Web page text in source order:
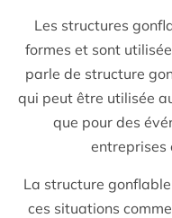
Les structures
formes et sont
parle de structure
qui peut être utilisée
que pour des
entreprises
La structure
ces situations